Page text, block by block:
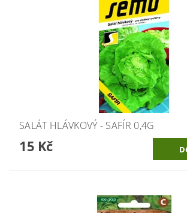
SALÁT HLÁVKOVÝ - SAFÍR 0,4G
15 Kč